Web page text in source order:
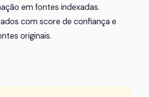
em fontes indexadas.
com score de confiança e
originais.